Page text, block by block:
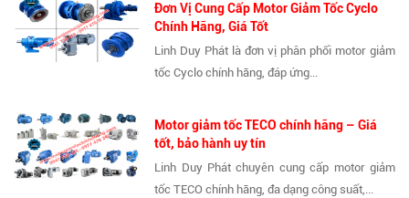
Đơn Vị Cung Cấp Motor Giảm Tốc Cyclo
Chính Hãng, Giá Tốt
Linh Duy Phát là đơn vị phân phối motor giảm
tốc Cyclo chính hãng, đáp ứng...
Motor giảm tốc TECO chính hãng – Giá
tốt, bảo hành uy tín
Linh Duy Phát chuyên cung cấp motor giảm
tốc TECO chính hãng, đa dạng công suất,...